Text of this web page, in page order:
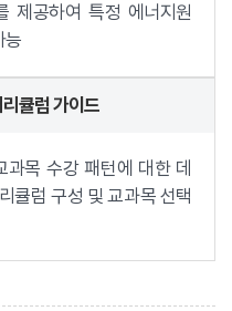
제공하여 특정 에너지원
능
큘럼 가이드
목 수강 패턴에 대한 데
큘럼 구성 및 교과목 선택